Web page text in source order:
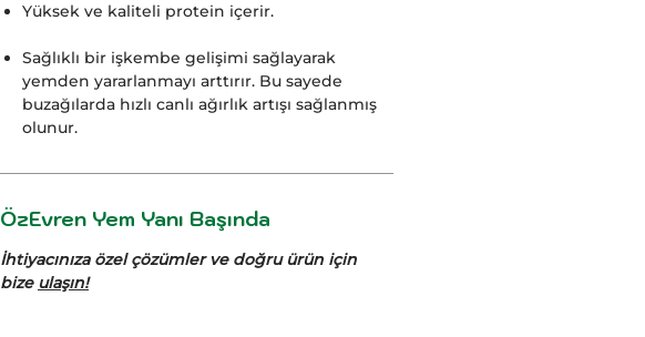
Yüksek ve kaliteli protein içerir.
Sağlıklı bir işkembe gelişimi sağlayarak
yemden yararlanmayı arttırır. Bu sayede
buzağılarda hızlı canlı ağırlık artışı sağlanmış
olunur.
ÖzEvren Yem Yanı Başında
İhtiyacınıza özel çözümler ve doğru ürün için
bize ulaşın!